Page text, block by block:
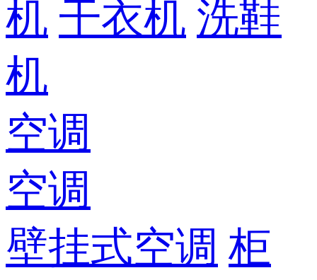
机 干衣机 洗鞋
机
空调
空调
壁挂式空调 柜